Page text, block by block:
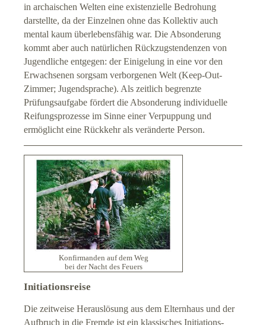
in archaischen Welten eine existenzielle Bedrohung
darstellte, da der Einzelnen ohne das Kollektiv auch
mental kaum überlebensfähig war. Die Absonderung
kommt aber auch natürlichen Rückzugstendenzen von
Jugendliche entgegen: der Einigelung in eine vor den
Erwachsenen sorgsam verborgenen Welt (Keep-Out-
Zimmer; Jugendsprache). Als zeitlich begrenzte
Prüfungsaufgabe fördert die Absonderung individuelle
Reifungsprozesse im Sinne einer Verpuppung und
ermöglicht eine Rückkehr als veränderte Person.
Konfirmanden auf dem Weg
bei der Nacht des Feuers
Initiationsreise
Die zeitweise Herauslösung aus dem Elternhaus und der
Aufbruch in die Fremde ist ein klassisches Initiations-